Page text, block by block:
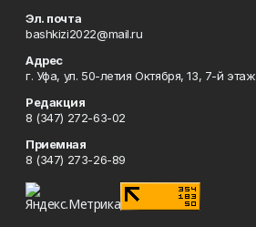
Эл. почта
bashkizi2022@mail.ru
Адрес
г. Уфа, ул. 50-летия Октября, 13, 7-й этаж
Редакция
8 (347) 272-63-02
Приемная
8 (347) 273-26-89